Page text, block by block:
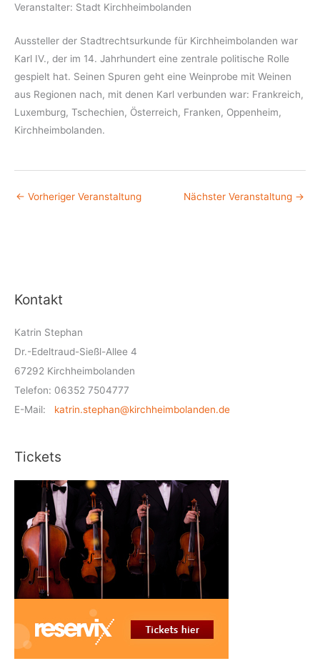
Veranstalter: Stadt Kirchheimbolanden
Aussteller der Stadtrechtsurkunde für Kirchheimbolanden war
Karl IV., der im 14. Jahrhundert eine zentrale politische Rolle
gespielt hat. Seinen Spuren geht eine Weinprobe mit Weinen
aus Regionen nach, mit denen Karl verbunden war: Frankreich,
Luxemburg, Tschechien, Österreich, Franken, Oppenheim,
Kirchheimbolanden.
← Vorheriger Veranstaltung Nächster Veranstaltung →
Kontakt
Katrin Stephan
Dr.-Edeltraud-Sießl-Allee 4
67292 Kirchheimbolanden
Telefon: 06352 7504777
E-Mail: katrin.stephan@kirchheimbolanden.de
Tickets